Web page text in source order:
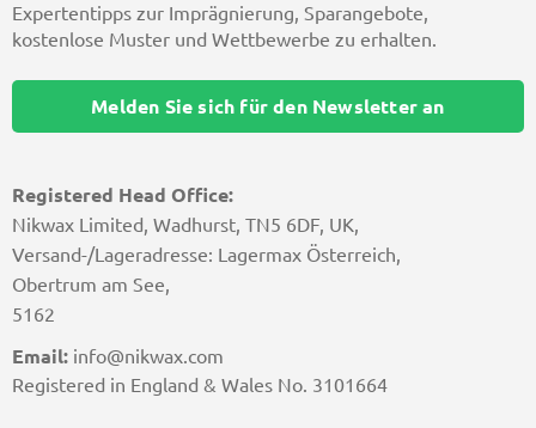
Registered Head Office:
Nikwax Limited, Wadhurst, TN5 6DF, UK,
Versand-/Lageradresse: Lagermax Österreich,
Obertrum am See,
5162
Email: info@nikwax.com
Registered in England & Wales No. 3101664
Expertentipps zur Imprägnierung, Sparangebote,
kostenlose Muster und Wettbewerbe zu erhalten.
Melden Sie sich für den Newsletter an